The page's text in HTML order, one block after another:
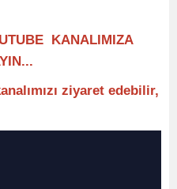
KANALIMIZA
ziyaret edebilir,